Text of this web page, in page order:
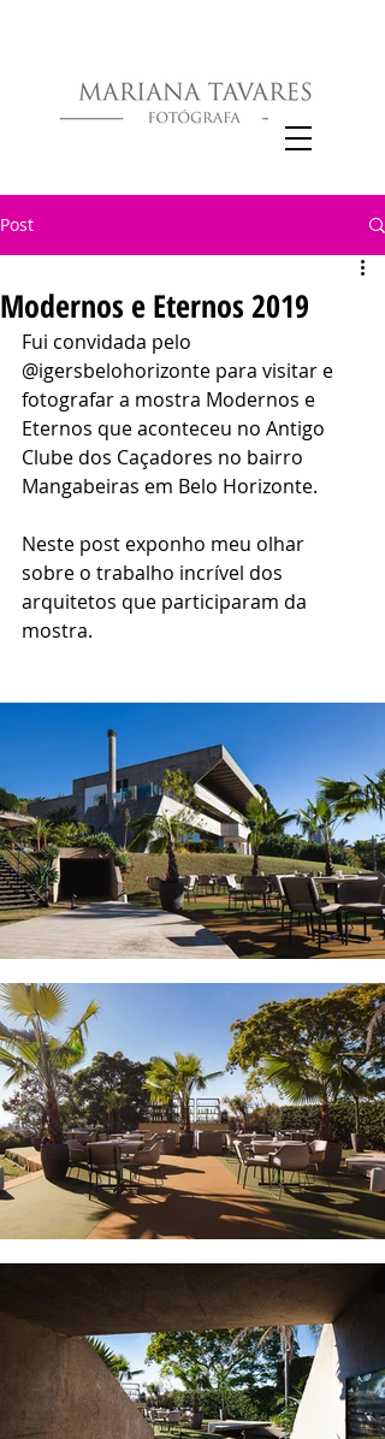
Post
Modernos e Eternos 2019
Fui convidada pelo
@igersbelohorizonte para visitar e
fotografar a mostra Modernos e
Eternos que aconteceu no Antigo
Clube dos Caçadores no bairro
Mangabeiras em Belo Horizonte.
Neste post exponho meu olhar
sobre o trabalho incrível dos
arquitetos que participaram da
mostra.